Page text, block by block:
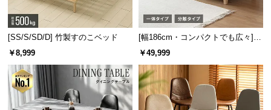
[SS/S/SD/D] 竹製すのこベッド
￥8,999
[幅186cm・コンパクトでも広々] 3
人掛けソファベッド リクライニン
￥49,999